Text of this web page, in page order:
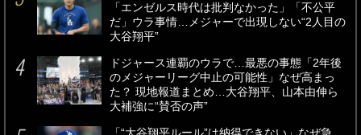
「エンゼルス時代は批判なかった」「不公平
だ」ウラ事情…メジャーで出現しない“2人目の
大谷翔平”
ドジャース連覇のウラで…最悪の事態「2年後
のメジャーリーグ中止の可能性」なぜ高まっ
た？ 現地報道まとめ…大谷翔平、山本由伸ら
大補強に“賛否の声”
「“大谷翔平ルール”は納得できない」なぜ急